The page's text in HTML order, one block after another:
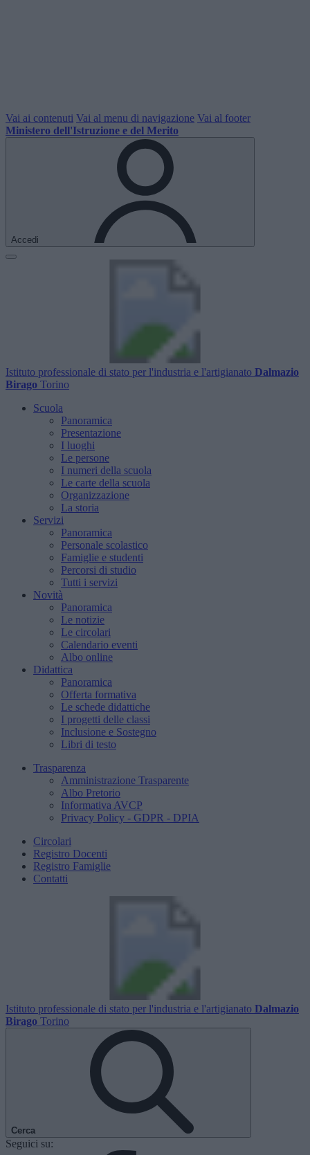
Vai ai contenuti Vai al menu di navigazione Vai al footer
Ministero dell'Istruzione e del Merito
Accedi
Istituto professionale di stato per l'industria e l'artigianato Dalmazio
Birago Torino
Scuola
Panoramica
Presentazione
I luoghi
Le persone
I numeri della scuola
Le carte della scuola
Organizzazione
La storia
Servizi
Panoramica
Personale scolastico
Famiglie e studenti
Percorsi di studio
Tutti i servizi
Novità
Panoramica
Le notizie
Le circolari
Calendario eventi
Albo online
Didattica
Panoramica
Offerta formativa
Le schede didattiche
I progetti delle classi
Inclusione e Sostegno
Libri di testo
Trasparenza
Amministrazione Trasparente
Albo Pretorio
Informativa AVCP
Privacy Policy - GDPR - DPIA
Circolari
Registro Docenti
Registro Famiglie
Contatti
Istituto professionale di stato per l'industria e l'artigianato Dalmazio
Birago Torino
Cerca
Seguici su: